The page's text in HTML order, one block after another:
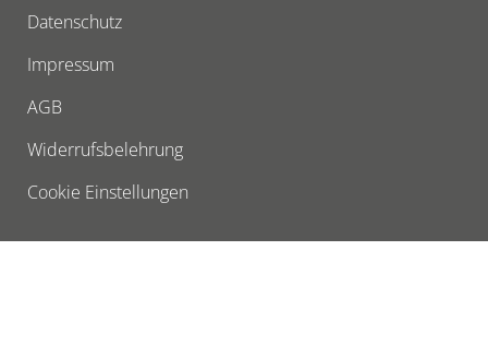
Datenschutz
Impressum
AGB
Widerrufsbelehrung
Cookie Einstellungen